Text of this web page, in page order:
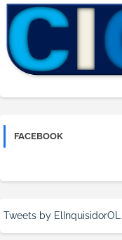
FACEBOOK
Tweets by ElInquisidorOL